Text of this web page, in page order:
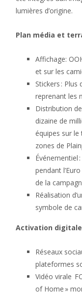
lumières d’origine.
Plan média et
Affichage:
et sur les
Stickers :
reprenant les
Distribution
dizaine de
équipes sur
zones de
Événementiel
pendant
de la
Réalisation
symbole de
Activation digitale
Réseaux
plateformes
Vidéo virale
of Home »